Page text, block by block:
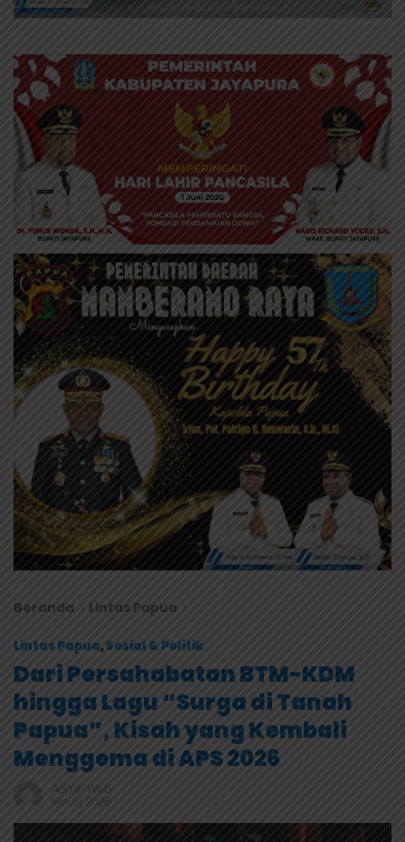
Beranda Lintas Papua
Lintas Papua,Sosial & Politik
Dari Persahabatan BTM-KDM
hingga Lagu “Surga di Tanah
Papua”, Kisah yang Kembali
Menggema di APS 2026
Admin Web
Mei 31, 2026